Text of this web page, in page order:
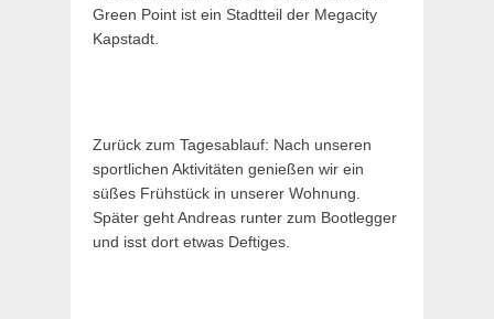
Green Point ist ein Stadtteil der Megacity
Kapstadt.
Zurück zum Tagesablauf: Nach unseren
sportlichen Aktivitäten genießen wir ein
süßes Frühstück in unserer Wohnung.
Später geht Andreas runter zum Bootlegger
und isst dort etwas Deftiges.